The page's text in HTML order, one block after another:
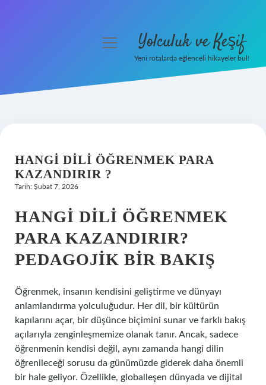
Hakkımızda
menüyü Yolculuk ve Keşif
Yeni rotalarda eğlenceli hikayeler bul!
HANGI DILI ÖĞRENMEK PARA
KAZANDIRIR ?
Tarih: Şubat 7, 2026
HANGI DILI ÖĞRENMEK
PARA KAZANDIRIR?
PEDAGOJIK BIR BAKIŞ
Öğrenmek, insanın kendisini geliştirme ve dünyayı
anlamlandırma yolculuğudur. Her dil, bir kültürün
kapılarını açar, bir düşünce biçimini sunar ve farklı bakış
açılarıyla zenginleşmemize olanak tanır. Ancak, sadece
öğrenmenin kendisi değil, aynı zamanda hangi dilin
öğrenileceği sorusu da günümüzde giderek daha önemli
bir hale geliyor. Özellikle, globalleşen dünyada ve dijital